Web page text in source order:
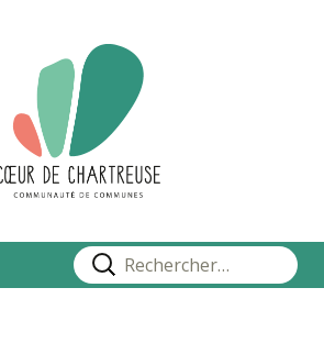
Rechercher :